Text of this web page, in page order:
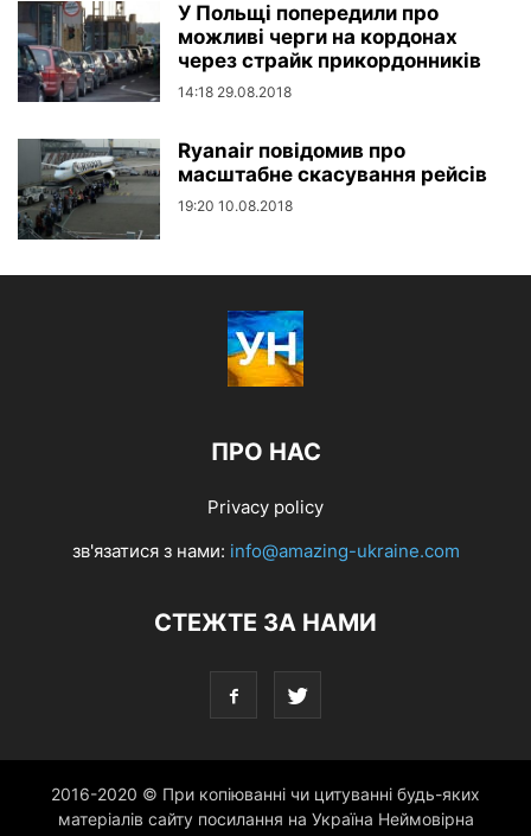
У Польщі попередили про
можливі черги на кордонах
через страйк прикордонників
14:18 29.08.2018
Ryanair повідомив про
масштабне скасування рейсів
19:20 10.08.2018
ПРО НАС
Privacy policy
зв'язатися з нами: info@amazing-ukraine.com
СТЕЖТЕ ЗА НАМИ
2016-2020 © При копіюванні чи цитуванні будь-яких
матеріалів сайту посилання на Україна Неймовірна